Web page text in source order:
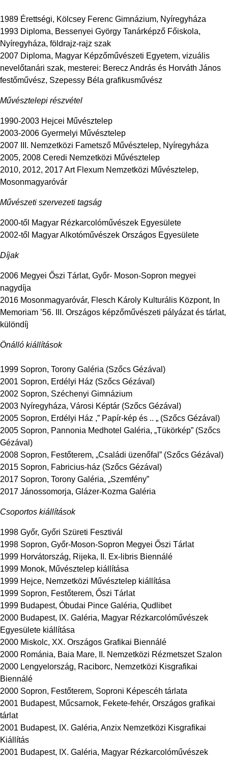
1989 Érettségi, Kölcsey Ferenc Gimnázium, Nyíregyháza
1993 Diploma, Bessenyei György Tanárképző Főiskola,
Nyíregyháza, földrajz-rajz szak
2007 Diploma, Magyar Képzőművészeti Egyetem, vizuális
nevelőtanári szak, mesterei: Berecz András és Horváth János
festőművész, Szepessy Béla grafikusművész
Művésztelepi részvétel
1990-2003 Hejcei Művésztelep
2003-2006 Gyermelyi Művésztelep
2007 III. Nemzetközi Fametsző Művésztelep, Nyíregyháza
2005, 2008 Ceredi Nemzetközi Művésztelep
2010, 2012, 2017 Art Flexum Nemzetközi Művésztelep,
Mosonmagyaróvár
Művészeti szervezeti tagság
2000-től Magyar Rézkarcolóművészek Egyesülete
2002-től Magyar Alkotóművészek Országos Egyesülete
Díjak
2006 Megyei Őszi Tárlat, Győr- Moson-Sopron megyei
nagydíja
2016 Mosonmagyaróvár, Flesch Károly Kulturális Központ, In
Memoriam ’56. III. Országos képzőművészeti pályázat és tárlat,
különdíj
Önálló kiállítások
1999 Sopron, Torony Galéria (Szőcs Gézával)
2001 Sopron, Erdélyi Ház (Szőcs Gézával)
2002 Sopron, Széchenyi Gimnázium
2003 Nyíregyháza, Városi Képtár (Szőcs Gézával)
2005 Sopron, Erdélyi Ház ,” Papír-kép és .. „ (Szőcs Gézával)
2005 Sopron, Pannonia Medhotel Galéria, „Tükörkép” (Szőcs
Gézával)
2008 Sopron, Festőterem, „Családi üzenőfal” (Szőcs Gézával)
2015 Sopron, Fabricius-ház (Szőcs Gézával)
2017 Sopron, Torony Galéria, „Szemfény”
2017 Jánossomorja, Glázer-Kozma Galéria
Csoportos kiállítások
1998 Győr, Győri Szüreti Fesztivál
1998 Sopron, Győr-Moson-Sopron Megyei Őszi Tárlat
1999 Horvátország, Rijeka, II. Ex-libris Biennálé
1999 Monok, Művésztelep kiállítása
1999 Hejce, Nemzetközi Művésztelep kiállítása
1999 Sopron, Festőterem, Őszi Tárlat
1999 Budapest, Óbudai Pince Galéria, Qudlibet
2000 Budapest, IX. Galéria, Magyar Rézkarcolóművészek
Egyesülete kiállítása
2000 Miskolc, XX. Országos Grafikai Biennálé
2000 Románia, Baia Mare, II. Nemzetközi Rézmetszet Szalon
2000 Lengyelország, Raciborc, Nemzetközi Kisgrafikai
Biennálé
2000 Sopron, Festőterem, Soproni Képescéh tárlata
2001 Budapest, Műcsarnok, Fekete-fehér, Országos grafikai
tárlat
2001 Budapest, IX. Galéria, Anzix Nemzetközi Kisgrafikai
Kiállítás
2001 Budapest, IX. Galéria, Magyar Rézkarcolóművészek